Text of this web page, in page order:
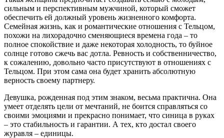
сильным и перспективным мужчиной, который сможет
обеспечить ей должный уровень жизненного комфорта.
Семейная жизнь, как и романтические отношения с Тельцом,
похожи на лихорадочно сменяющиеся времена года – то
полное спокойствие и даже некоторая холодность, то буйное
солнце готово сжечь вас дотла. Ревность и собственничество,
к сожалению, довольно часто присутствуют в отношениях с
Тельцом. При этом сама она будет хранить абсолютную
верность своему партнеру.
Девушка, рожденная под этим знаком, весьма практична. Она
умеет отделять цели от мечтаний, не боится справляться со
своими эмоциями и прекрасно понимает, что синица в руках
– это стабильность и гарантии. А тех, кто достал своего
журавля – единицы.